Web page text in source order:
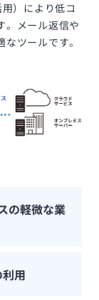
）により低コ
。メール返信や
ツールです。
の軽微な業
用